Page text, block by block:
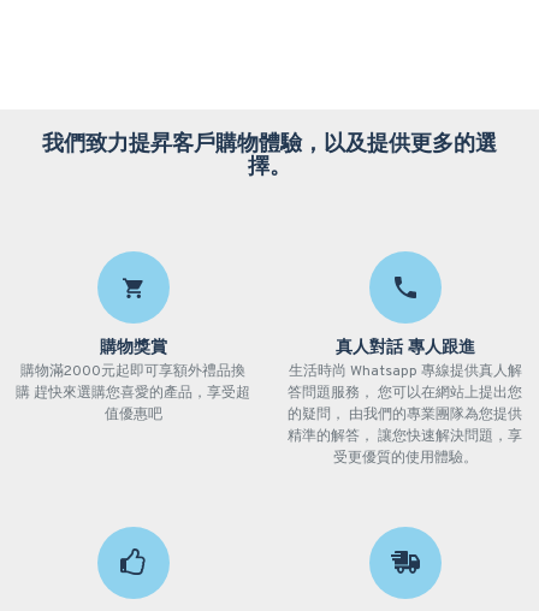
我們致力提昇客戶購物體驗，以及提供更多的選
擇。
購物獎賞
購物滿2000元起即可享額外禮品換
購 趕快來選購您喜愛的產品，享受超
值優惠吧
真人對話 專人跟進
生活時尚 Whatsapp 專線提供真人解
答問題服務， 您可以在網站上提出您
的疑問， 由我們的專業團隊為您提供
精準的解答， 讓您快速解決問題，享
受更優質的使用體驗。